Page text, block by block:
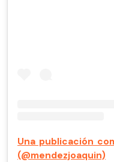
Una publicación
(@mendezjoaquin)